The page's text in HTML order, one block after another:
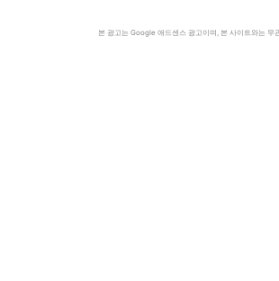
본 광고는 Google 애드센스 광고이며, 본 사이트와는 무